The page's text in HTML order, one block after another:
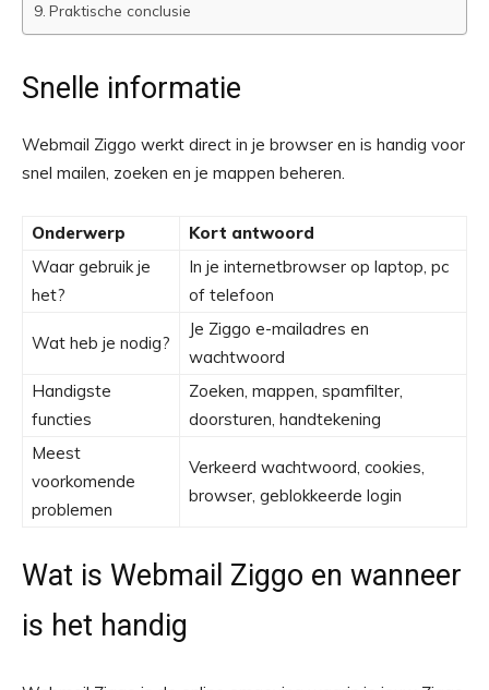
Praktische conclusie
Snelle informatie
Webmail Ziggo werkt direct in je browser en is handig voor
snel mailen, zoeken en je mappen beheren.
Onderwerp
Kort antwoord
Waar gebruik je
het?
In je internetbrowser op laptop, pc
of telefoon
Wat heb je nodig?
Je Ziggo e-mailadres en
wachtwoord
Handigste
functies
Zoeken, mappen, spamfilter,
doorsturen, handtekening
Meest
voorkomende
problemen
Verkeerd wachtwoord, cookies,
browser, geblokkeerde login
Wat is Webmail Ziggo en wanneer
is het handig